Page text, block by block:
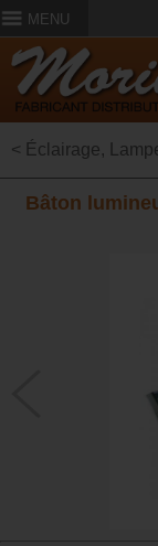
MENU
< Éclairage,
Bâton